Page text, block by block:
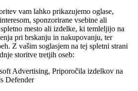
vam lahko prikazujemo oglase,
sponzorirane vsebine ali
mesto ali izdelke, ki temleljijo na
pri brskanju in nakupovanju, ter
Z vašim soglasjem na tej spletni strani
storitve tretjih oseb:
Advertising, Priporočila izdelkov na
Defender